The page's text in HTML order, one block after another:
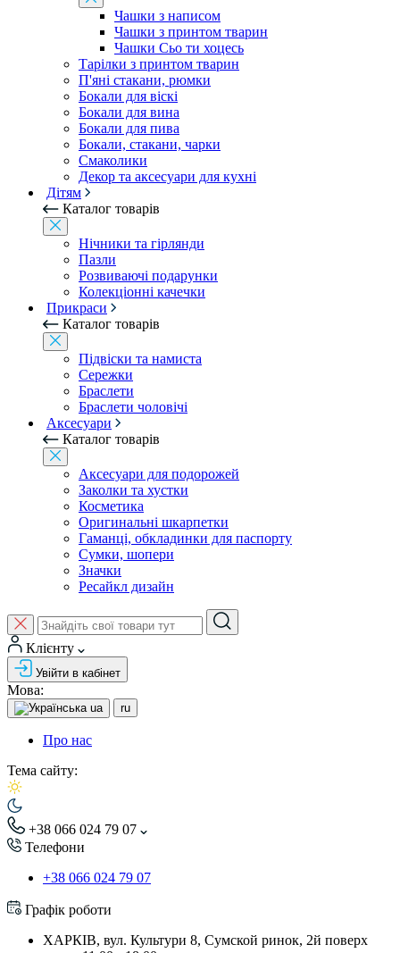
Чашки з написом
Чашки з принтом тварин
Чашки Сьо ти хоцесь
Тарілки з принтом тварин
П'яні стакани, рюмки
Бокали для віскі
Бокали для вина
Бокали для пива
Бокали, стакани, чарки
Смаколики
Декор та аксесуари для кухні
Дітям
Каталог товарів
Нічники та гірлянди
Пазли
Розвиваючі подарунки
Колекціонні качечки
Прикраси
Каталог товарів
Підвіски та намиста
Сережки
Браслети
Браслети чоловічі
Аксесуари
Каталог товарів
Аксесуари для подорожей
Заколки та хустки
Косметика
Оригинальні шкарпетки
Гаманці, обкладинки для паспорту
Сумки, шопери
Значки
Ресайкл дизайн
Клієнту
Увійти в кабінет
Мова:
ua ru
Про нас
Тема сайту:
+38 066 024 79 07
Телефони
+38 066 024 79 07
Графік роботи
ХАРКІВ, вул. Культури 8, Сумской ринок, 2й поверх